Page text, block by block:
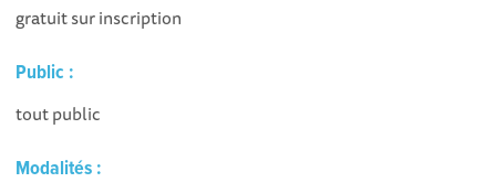
gratuit sur inscription
Public :
tout public
Modalités :